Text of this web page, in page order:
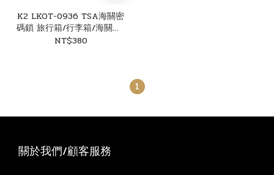
K2 LKOT-0936 TSA海關密
碼鎖 旅行箱/行李箱/海關所/
防盜鎖 89K20936
NT$380
1
關於我們/顧客服務